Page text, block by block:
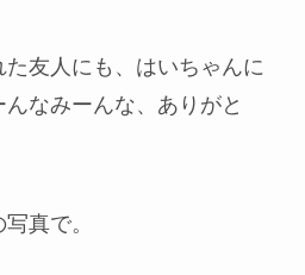
友人にも、はいちゃんに
なみーんな、ありがと
真で。